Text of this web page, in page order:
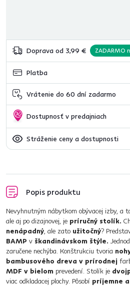
Doprava od 3,99 € ZADARMO
Platba
Vrátenie do 60 dní zadarmo
Dostupnosť v predajniach
Stráženie ceny a dostupnosti
Popis produktu
Nevyhnutným nábytkom obývacej izby, a
ale aj po dizajnovej, je príručný stolík.
nenápadný, ale zato užitočný?
BAMP v škandinávskom štýle.
zaručene nechýba. Konštrukciu tvoria
bambusového dreva v prírodnej
MDF v bielom prevedení. Stolík je
viac odkladacej plochy. Pôsobí príjemne